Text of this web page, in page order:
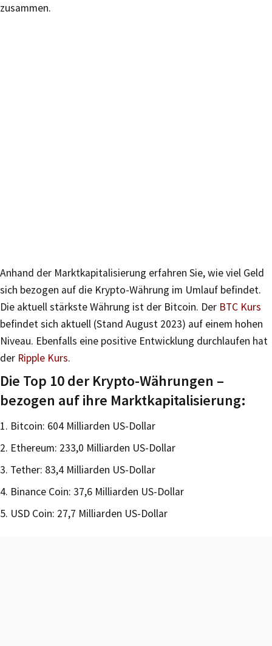
zusammen.
Anhand der Marktkapitalisierung erfahren Sie, wie viel Geld
sich bezogen auf die Krypto-Währung im Umlauf befindet.
Die aktuell stärkste Währung ist der Bitcoin. Der BTC Kurs
befindet sich aktuell (Stand August 2023) auf einem hohen
Niveau. Ebenfalls eine positive Entwicklung durchlaufen hat
der Ripple Kurs.
Die Top 10 der Krypto-Währungen –
bezogen auf ihre Marktkapitalisierung:
1. Bitcoin: 604 Milliarden US-Dollar
2. Ethereum: 233,0 Milliarden US-Dollar
3. Tether: 83,4 Milliarden US-Dollar
4. Binance Coin: 37,6 Milliarden US-Dollar
5. USD Coin: 27,7 Milliarden US-Dollar